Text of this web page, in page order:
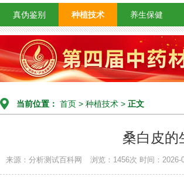
真伪鉴别 种植技术 养生保健
当前位置： 首页 > 种植技术 > 正文
桑白皮的
来源：分析测试百科网 浏览：1456次 时间：2026-